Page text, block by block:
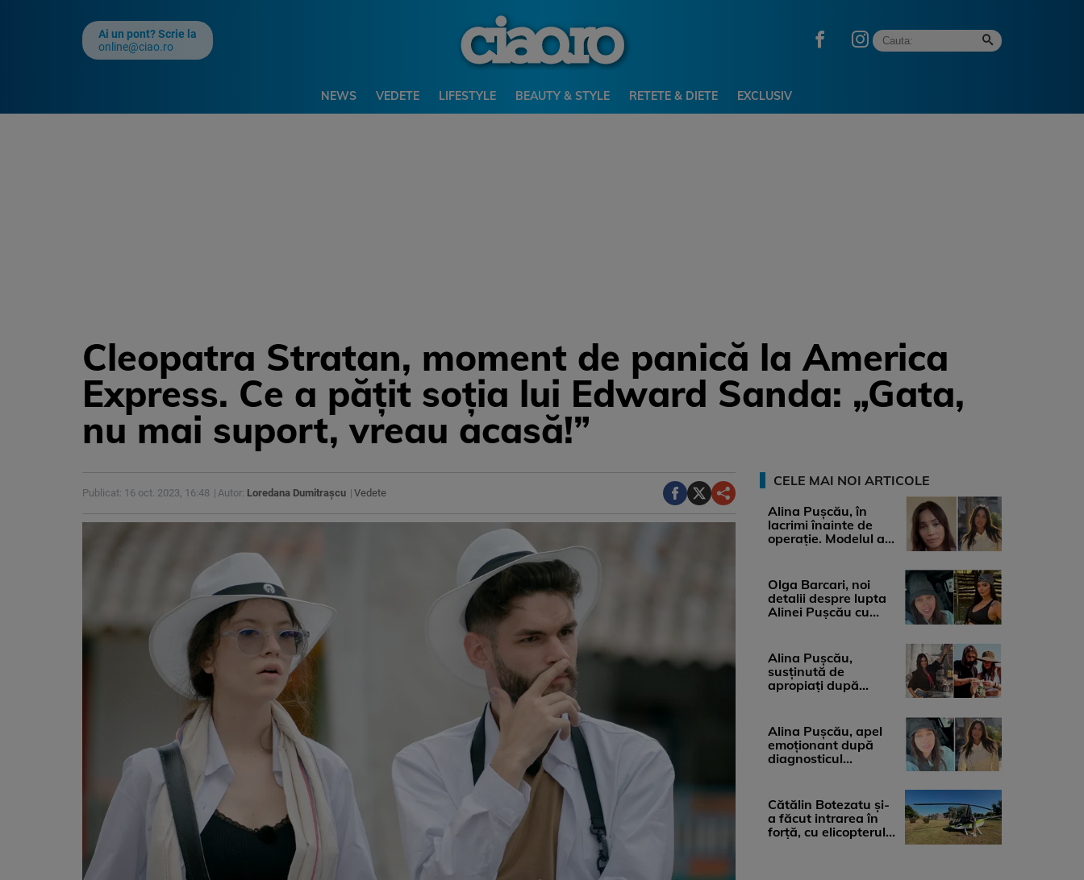
Ai un pont? Scrie la
online@ciao.ro
NEWS VEDETE LIFESTYLE BEAUTY & STYLE RETETE & DIETE EXCLUSIV
Cleopatra Stratan, moment de panică la America
Express. Ce a pățit soția lui Edward Sanda: „Gata,
nu mai suport, vreau acasă!”
Publicat: 16 oct. 2023, 16:48 Autor: Loredana Dumitrașcu Vedete
CELE MAI NOI ARTICOLE
Alina Pușcău, în
lacrimi înainte de
operație. Modelul a
Olga Barcari, noi
detalii despre lupta
Alinei Pușcău cu
Alina Pușcău,
susținută de
apropiați după
medicii, ...
Alina Pușcău, apel
emoționant după
diagnosticul
...
Cătălin Botezatu și-
a făcut intrarea în
forță, cu elicopterul,